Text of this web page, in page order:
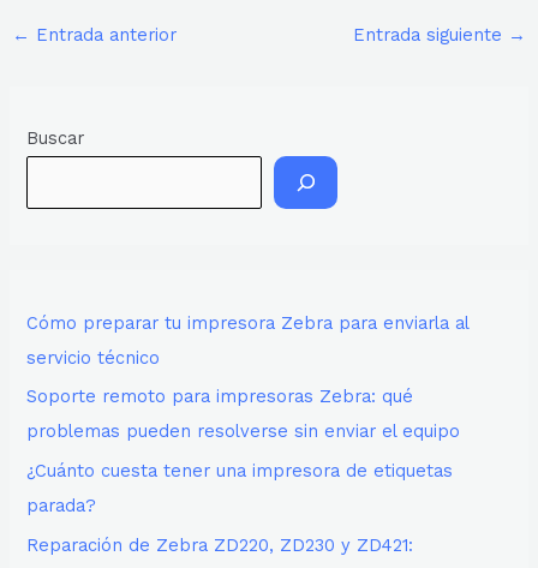
← Entrada anterior Entrada siguiente →
Buscar
Cómo preparar tu impresora Zebra para enviarla al
servicio técnico
Soporte remoto para impresoras Zebra: qué
problemas pueden resolverse sin enviar el equipo
¿Cuánto cuesta tener una impresora de etiquetas
parada?
Reparación de Zebra ZD220, ZD230 y ZD421: